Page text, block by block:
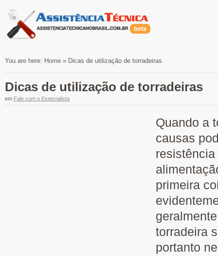
You are here: Home » Dicas de utilização de torradeiras
Dicas de utilização de torradeiras
em Fale com o Especialista
Quando a
causas
primeira
torradeira
portanto